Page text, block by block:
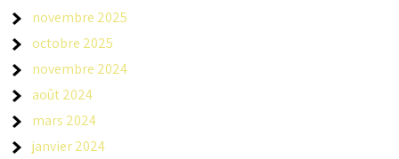
novembre 2025
octobre 2025
novembre 2024
août 2024
mars 2024
janvier 2024